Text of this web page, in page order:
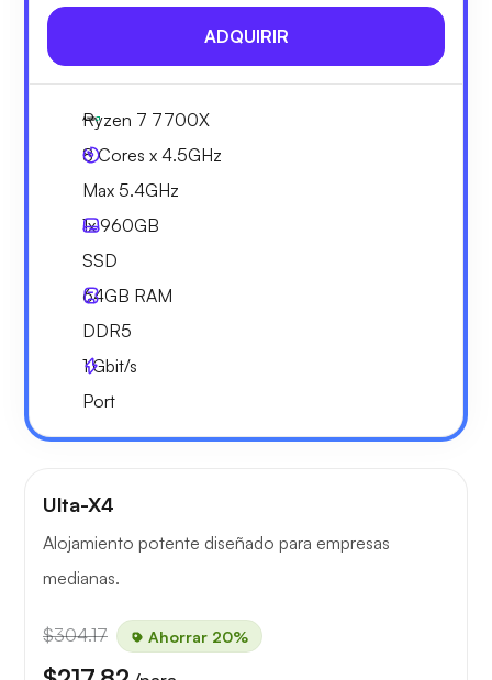
ADQUIRIR
Ryzen 7 7700X
8 Cores x 4.5GHz
Max 5.4GHz
1x960GB
SSD
64GB RAM
DDR5
1Gbit/s
Port
Ulta-X4
Alojamiento potente diseñado para empresas
medianas.
$304.17 Ahorrar 20%